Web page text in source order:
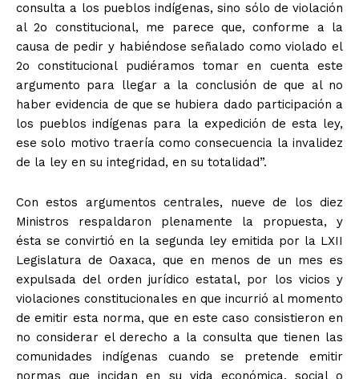
consulta a los pueblos indígenas, sino sólo de violación
al 2o constitucional, me parece que, conforme a la
causa de pedir y habiéndose señalado como violado el
2o constitucional pudiéramos tomar en cuenta este
argumento para llegar a la conclusión de que al no
haber evidencia de que se hubiera dado participación a
los pueblos indígenas para la expedición de esta ley,
ese solo motivo traería como consecuencia la invalidez
de la ley en su integridad, en su totalidad”.
Con estos argumentos centrales, nueve de los diez
Ministros respaldaron plenamente la propuesta, y
ésta se convirtió en la segunda ley emitida por la LXII
Legislatura de Oaxaca, que en menos de un mes es
expulsada del orden jurídico estatal, por los vicios y
violaciones constitucionales en que incurrió al momento
de emitir esta norma, que en este caso consistieron en
no considerar el derecho a la consulta que tienen las
comunidades indígenas cuando se pretende emitir
normas que incidan en su vida económica, social o